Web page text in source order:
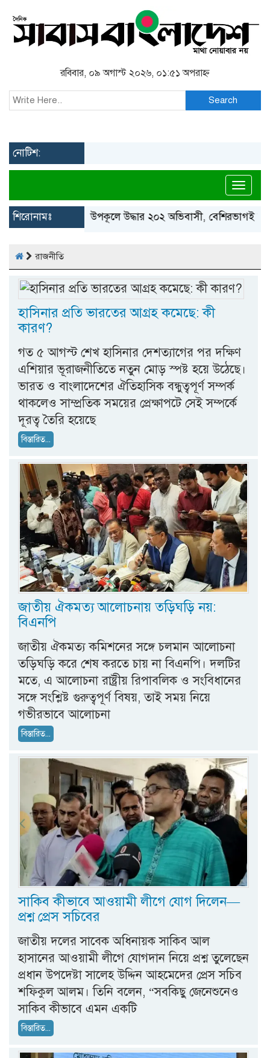
রবিবার, ০৯ অগাস্ট ২০২৬, ০১:৫১ অপরাহ্ন
Search
নোটিশ:
শিরোনামঃগ্রিস উপকূলে উদ্ধার ২০২ অভিবাসী, বেশিরভাগই
রাজনীতি
হাসিনার প্রতি ভারতের আগ্রহ কমেছে: কী
কারণ?
গত ৫ আগস্ট শেখ হাসিনার দেশত্যাগের পর দক্ষিণ
এশিয়ার ভূরাজনীতিতে নতুন মোড় স্পষ্ট হয়ে উঠেছে।
ভারত ও বাংলাদেশের ঐতিহাসিক বন্ধুত্বপূর্ণ সম্পর্ক
থাকলেও সাম্প্রতিক সময়ের প্রেক্ষাপটে সেই সম্পর্কে
দূরত্ব তৈরি হয়েছে
বিস্তারিত...
জাতীয় ঐকমত্য আলোচনায় তড়িঘড়ি নয়:
বিএনপি
জাতীয় ঐকমত্য কমিশনের সঙ্গে চলমান আলোচনা
তড়িঘড়ি করে শেষ করতে চায় না বিএনপি। দলটির
মতে, এ আলোচনা রাষ্ট্রীয় রিপাবলিক ও সংবিধানের
সঙ্গে সংশ্লিষ্ট গুরুত্বপূর্ণ বিষয়, তাই সময় নিয়ে
গভীরভাবে আলোচনা
বিস্তারিত...
সাকিব কীভাবে আওয়ামী লীগে যোগ দিলেন—
প্রশ্ন প্রেস সচিবের
জাতীয় দলের সাবেক অধিনায়ক সাকিব আল
হাসানের আওয়ামী লীগে যোগদান নিয়ে প্রশ্ন তুলেছেন
প্রধান উপদেষ্টা সালেহ উদ্দিন আহমেদের প্রেস সচিব
শফিকুল আলম। তিনি বলেন, “সবকিছু জেনেশুনেও
সাকিব কীভাবে এমন একটি
বিস্তারিত...